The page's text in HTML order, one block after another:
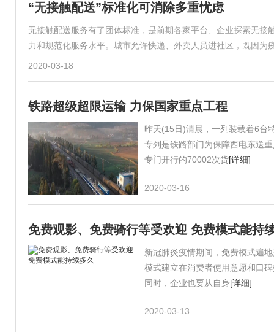
“无接触配送”标准化可消除多重忧虑
无接触配送服务有了团体标准，是前期各家平台、企业探索无
力和规范化服务水平。城市允许快递、外卖人员进社区，既因为
2020-03-18
铁路超级超限运输 力保国家重点工程
昨天(15日)清晨，一列装载着6台
专列是铁路部门为保障西电东送
专门开行的70002次货[详细]
2020-03-16
免费观影、免费骑行等受欢迎 免费模式能持
新冠肺炎疫情期间，免费模式遍
模式建立在消费者使用意愿和口
同时，企业也要从自身[详细]
2020-03-13